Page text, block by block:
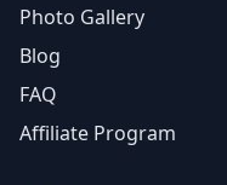
Photo Gallery
Blog
FAQ
Affiliate Program